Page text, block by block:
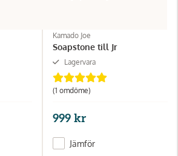
Kamado Joe
Soapstone till Jr
Lagervara
(1 omdöme)
999 kr
Jämför